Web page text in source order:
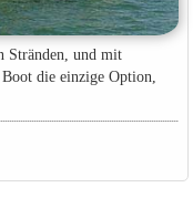
Stränden, und mit
die einzige Option,